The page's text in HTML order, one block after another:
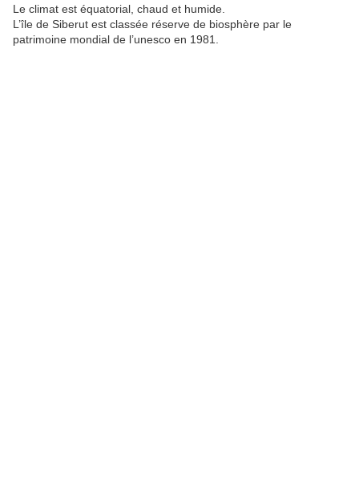
Le climat est équatorial, chaud et humide.
L’île de Siberut est classée réserve de biosphère par le
patrimoine mondial de l’unesco en 1981.